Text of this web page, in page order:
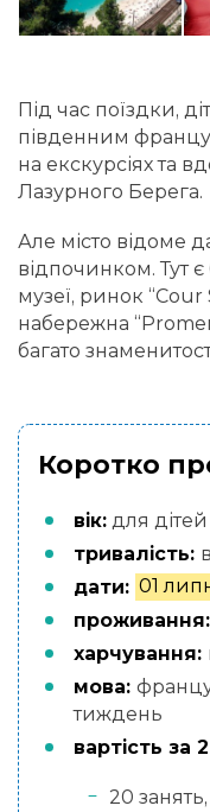
Під час поїздки,
південним
на екскурсіях та
Лазурного Берега.
Але місто відоме
відпочинком. Тут є
музеї, ринок “Cour
набережна
багато
Коротко
вік: для дітей
тривалість:
дати: 01
проживання:
харчування:
мова:
тиждень
вартість за
20